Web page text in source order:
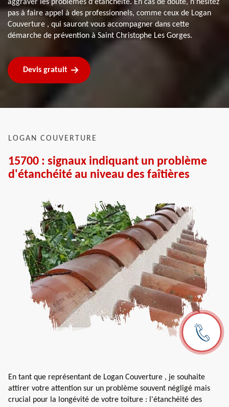
aggraver les problèmes d'étanchéité. En cas de doute, n'hésitez
pas à faire appel à des professionnels, comme ceux de Logan
Couverture , qui sauront vous accompagner dans cette
démarche de prévention à Saint Christophe Les Gorges.
Devis gratuit
LOGAN COUVERTURE
15700 : signaux indiquant un problème
d'étanchéité au niveau des faîtières
En tant que représentant de Logan Couverture , je souhaite
attirer votre attention sur un problème souvent négligé mais
crucial pour la longévité de votre toiture : l'étanchéité des